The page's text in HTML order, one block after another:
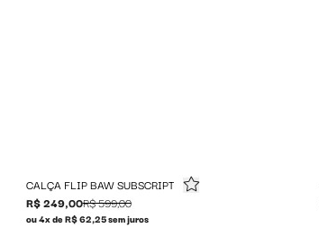
CALÇA FLIP BAW SUBSCRIPT
R$ 249,00R$ 599,00
ou 4x de R$ 62,25 sem juros